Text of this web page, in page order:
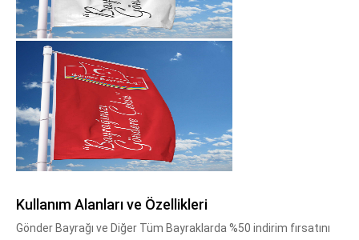
Kullanım Alanları ve Özellikleri
Gönder Bayrağı ve Diğer Tüm Bayraklarda %50 indirim fırsatını